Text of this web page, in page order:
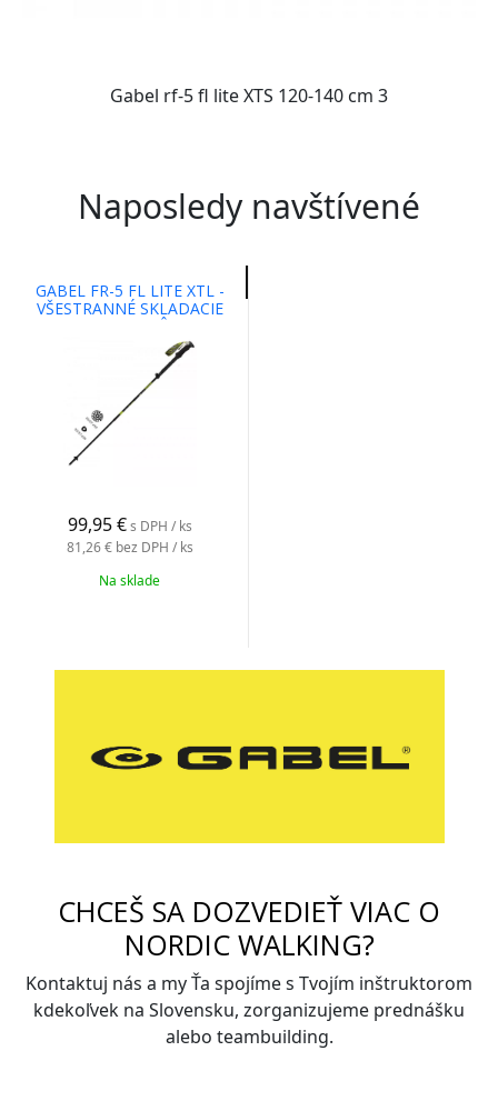
Gabel rf-5 fl lite XTS 120-140 cm 3
Naposledy navštívené
GABEL FR-5 FL LITE XTL -
VŠESTRANNÉ SKLADACIE
PALICE PRE RÔZNE
OUTDOOROVÉ AKTIVITY
99,95 € s DPH / ks
81,26 € bez DPH / ks
Na sklade
CHCEŠ SA DOZVEDIEŤ VIAC O
NORDIC WALKING?
Kontaktuj nás a my Ťa spojíme s Tvojím inštruktorom
kdekoľvek na Slovensku, zorganizujeme prednášku
alebo teambuilding.